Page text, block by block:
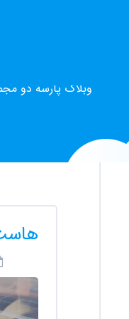
وبلاگ پارسه دو